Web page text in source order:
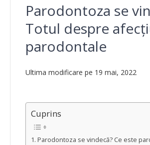
Parodontoza se
Totul despre
parodontale
Ultima modificare pe 19 mai, 2022
Cuprins
Parodontoza se vindecă? Ce este